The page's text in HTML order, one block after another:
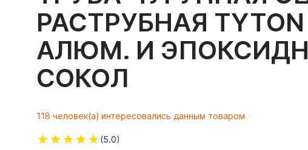
РАСТРУБНАЯ
АЛЮМ. И
СОКОЛ
118 человек(а) интересовались данным товаром
★★★★★(5.0)